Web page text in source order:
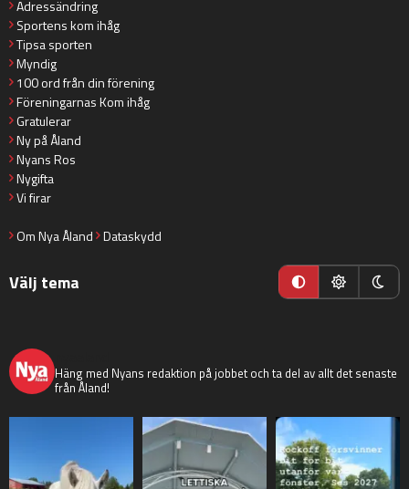
Adressändring
Sportens kom ihåg
Tipsa sporten
Myndig
100 ord från din förening
Föreningarnas Kom ihåg
Gratulerar
Ny på Åland
Nyans Ros
Nygifta
Vi firar
Om Nya Åland Dataskydd
Välj tema
Häng med Nyans redaktion på jobbet och ta del av allt det senaste
från Åland!